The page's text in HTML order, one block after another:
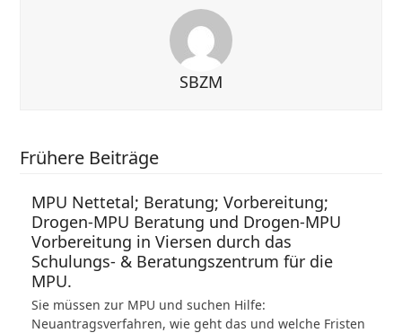
SBZM
Frühere Beiträge
MPU Nettetal; Beratung; Vorbereitung;
Drogen-MPU Beratung und Drogen-MPU
Vorbereitung in Viersen durch das
Schulungs- & Beratungszentrum für die
MPU.
Sie müssen zur MPU und suchen Hilfe:
Neuantragsverfahren, wie geht das und welche Fristen